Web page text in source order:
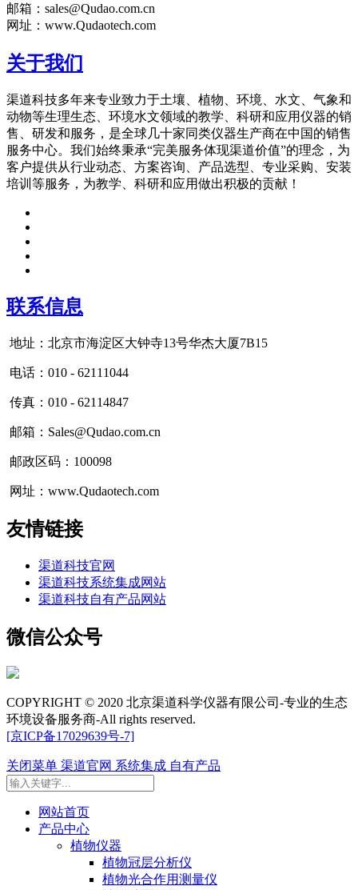
邮箱：sales@Qudao.com.cn
网址：www.Qudaotech.com
关于我们
渠道科技多年来专业致力于土壤、植物、环境、水文、气象和
动物等生理生态、环境水文领域的教学、科研和应用仪器的销
售、研发和服务，是全球几十家同类仪器生产商在中国的销售
服务中心。我们始终秉承“完美服务体现渠道价值”的理念，为
客户提供从行业动态、方案咨询、产品选型、专业采购、安装
培训等服务，为教学、科研和应用做出积极的贡献！
联系信息
地址：北京市海淀区大钟寺13号华杰大厦7B15
电话：010 - 62111044
传真：010 - 62114847
邮箱：Sales@Qudao.com.cn
邮政区码：100098
网址：www.Qudaotech.com
友情链接
渠道科技官网
渠道科技系统集成网站
渠道科技自有产品网站
微信公众号
COPYRIGHT © 2020 北京渠道科学仪器有限公司-专业的生态
环境设备服务商-All rights reserved.
[京ICP备17029639号-7]
关闭菜单 渠道官网 系统集成 自有产品
网站首页
产品中心
植物仪器
植物冠层分析仪
植物光合作用测量仪